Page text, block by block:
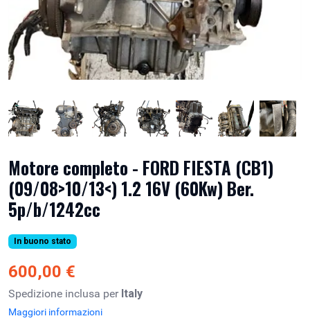
Motore completo - FORD FIESTA (CB1)
(09/08>10/13<) 1.2 16V (60Kw) Ber.
5p/b/1242cc
In buono stato
600,00 €
Spedizione inclusa per Italy
Maggiori informazioni